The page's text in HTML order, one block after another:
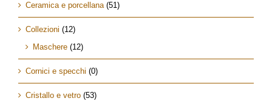
Ceramica e porcellana (51)
Collezioni (12)
Maschere (12)
Cornici e specchi (0)
Cristallo e vetro (53)